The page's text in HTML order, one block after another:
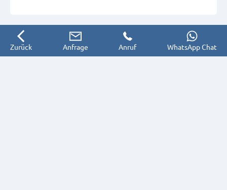
Zurück Anfrage Anruf WhatsApp Chat